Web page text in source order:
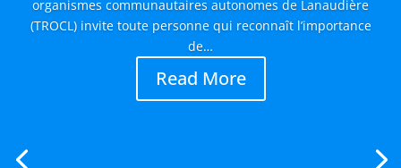
organismes communautaires autonomes de Lanaudière
(TROCL) invite toute personne qui reconnaît l’importance
de…
Read More